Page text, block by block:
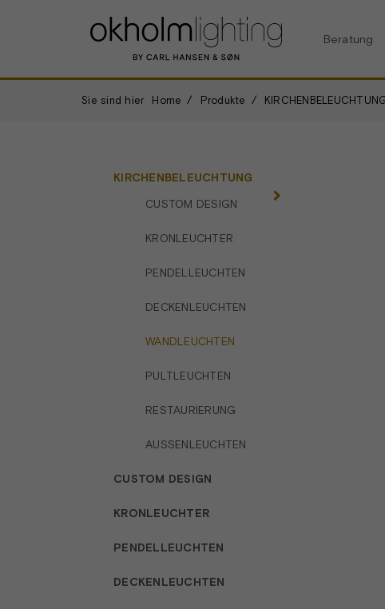
Beratung
Sie sind hier Home Produkte
KIRCHENBELEUCHTUNG
CUSTOM DESIGN
KRONLEUCHTER
PENDELLEUCHTEN
DECKENLEUCHTEN
WANDLEUCHTEN
PULTLEUCHTEN
RESTAURIERUNG
AUSSENLEUCHTEN
CUSTOM DESIGN
KRONLEUCHTER
PENDELLEUCHTEN
DECKENLEUCHTEN